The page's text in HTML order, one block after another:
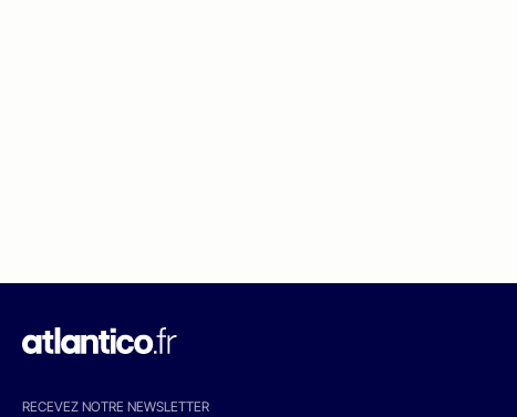
RECEVEZ NOTRE NEWSLETTER